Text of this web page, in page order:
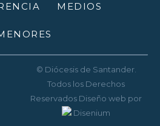
MEDIOS
© Diócesis de Santander.
Todos los Derechos
Reservados Diseño web por
Disenium